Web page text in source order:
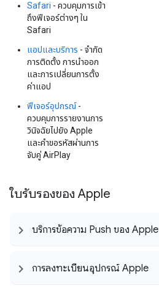
Safari - ควบคุมการเข้า
ถึงฟีเจอร์ต่างๆ ใน
Safari
แอปและบริการ - จำกัด
การติดตั้ง การนำออก
และการเปลี่ยนการตั้ง
ค่าแอป
ฟีเจอร์อุปกรณ์-
ควบคุมการรายงานการ
วินิจฉัยไปยัง Apple
และคำขอรหัสผ่านการ
จับคู่ AirPlay
ใบรับรองของ Apple
บริการข้อความ Push ของ Apple
การลงทะเบียนอุปกรณ์ Apple